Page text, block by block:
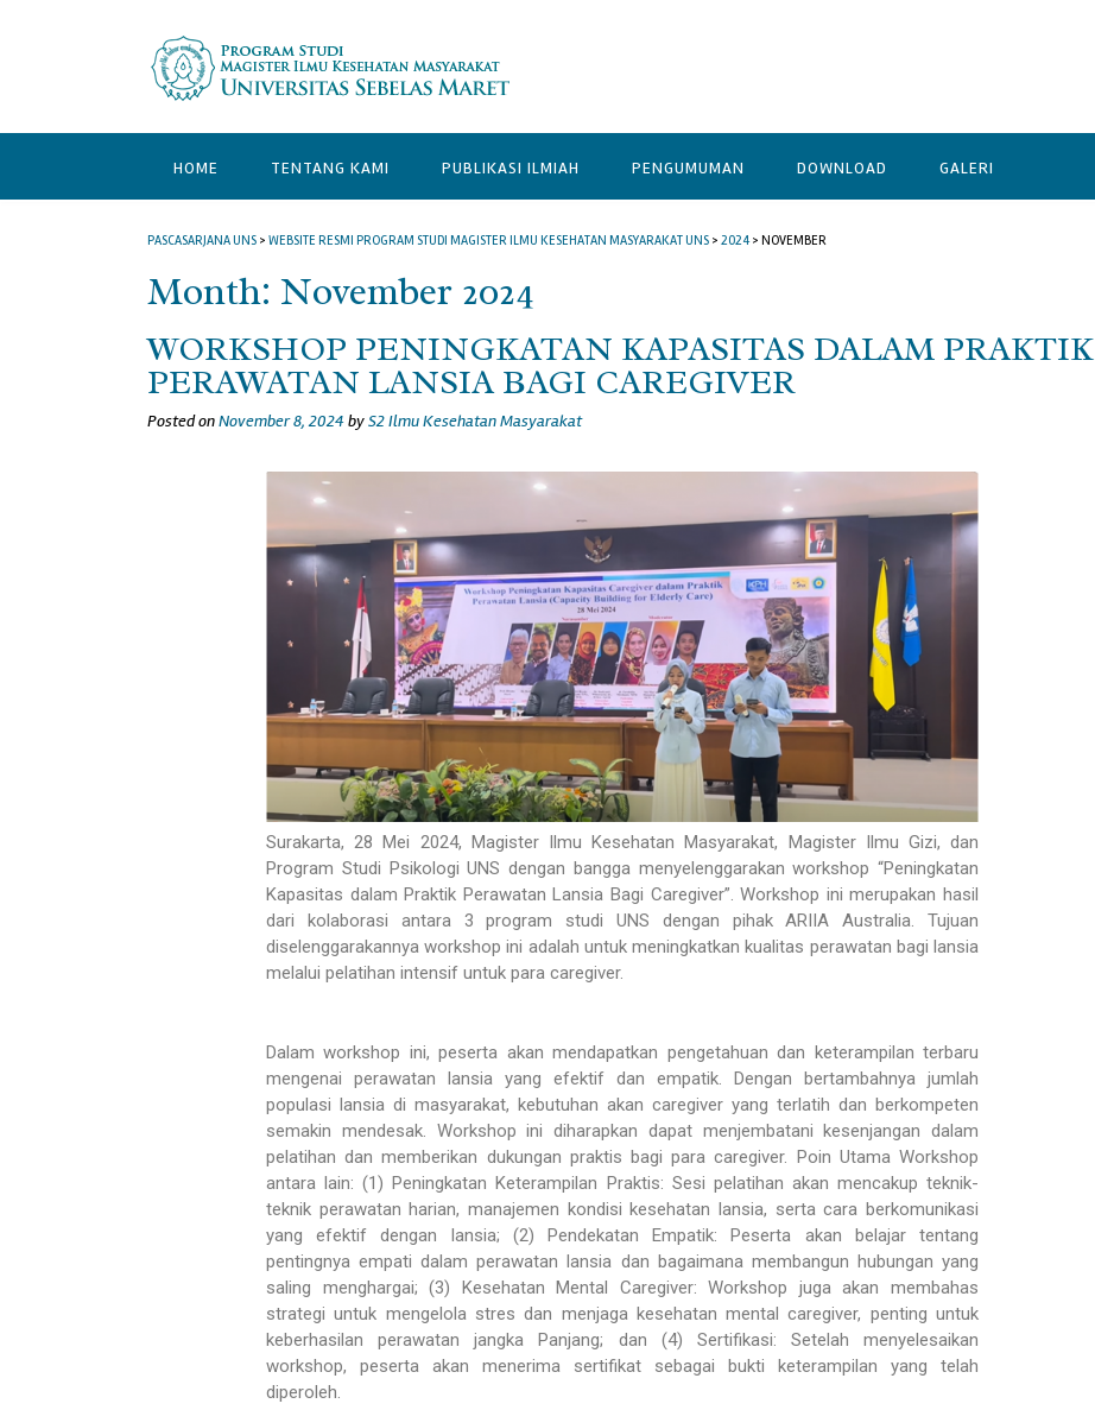
HOME TENTANG KAMI PUBLIKASI ILMIAH PENGUMUMAN DOWNLOAD GALERI
PASCASARJANA UNS > WEBSITE RESMI PROGRAM STUDI MAGISTER ILMU KESEHATAN MASYARAKAT UNS > 2024> NOVEMBER
Month: November 2024
WORKSHOP PENINGKATAN KAPASITAS DALAM PRAKTIK
PERAWATAN LANSIA BAGI CAREGIVER
Posted onNovember 8, 2024byS2 Ilmu Kesehatan Masyarakat
Surakarta, 28 Mei 2024, Magister Ilmu Kesehatan Masyarakat, Magister Ilmu Gizi, dan
Program Studi Psikologi UNS dengan bangga menyelenggarakan workshop “Peningkatan
Kapasitas dalam Praktik Perawatan Lansia Bagi Caregiver”. Workshop ini merupakan hasil
dari kolaborasi antara 3 program studi UNS dengan pihak ARIIA Australia. Tujuan
diselenggarakannya workshop ini adalah untuk meningkatkan kualitas perawatan bagi lansia
melalui pelatihan intensif untuk para caregiver.
Dalam workshop ini, peserta akan mendapatkan pengetahuan dan keterampilan terbaru
mengenai perawatan lansia yang efektif dan empatik. Dengan bertambahnya jumlah
populasi lansia di masyarakat, kebutuhan akan caregiver yang terlatih dan berkompeten
semakin mendesak. Workshop ini diharapkan dapat menjembatani kesenjangan dalam
pelatihan dan memberikan dukungan praktis bagi para caregiver. Poin Utama Workshop
antara lain: (1) Peningkatan Keterampilan Praktis: Sesi pelatihan akan mencakup teknik-
teknik perawatan harian, manajemen kondisi kesehatan lansia, serta cara berkomunikasi
yang efektif dengan lansia; (2) Pendekatan Empatik: Peserta akan belajar tentang
pentingnya empati dalam perawatan lansia dan bagaimana membangun hubungan yang
saling menghargai; (3) Kesehatan Mental Caregiver: Workshop juga akan membahas
strategi untuk mengelola stres dan menjaga kesehatan mental caregiver, penting untuk
keberhasilan perawatan jangka Panjang; dan (4) Sertifikasi: Setelah menyelesaikan
workshop, peserta akan menerima sertifikat sebagai bukti keterampilan yang telah
diperoleh.